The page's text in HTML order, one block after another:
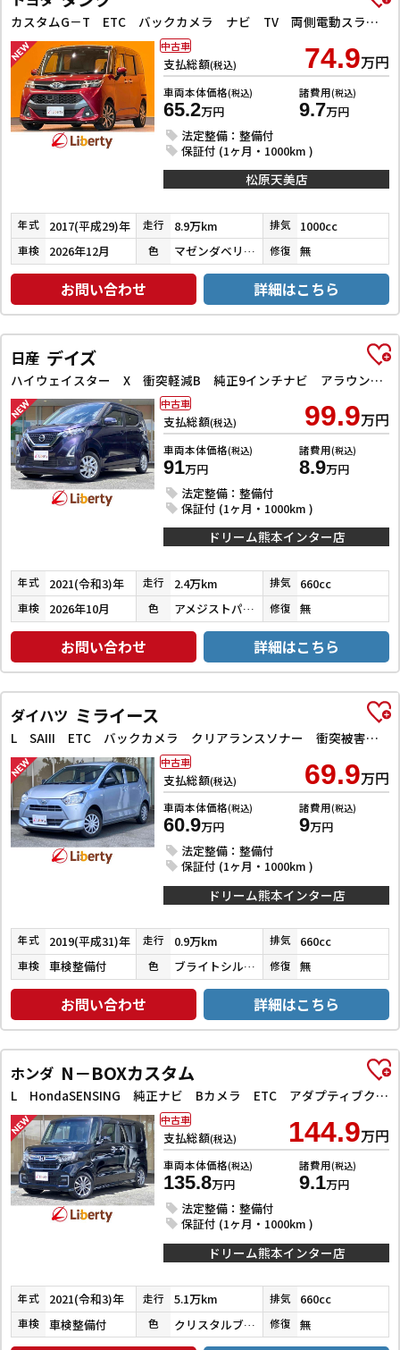
カスタムG－T ETC バックカメラ ナビ TV 両側電動スライドドア クリアランスソナー オートクルーズコントロール 衝突被害軽減システム アルミホイール LEDヘッドランプ スマートキー
支払総額(税込) 74.9万円
車両本体価格(税込)
65.2万円
諸費用(税込)
9.7万円
法定整備：整備付
保証付 (1ヶ月・1000km )
中古車
松原天美店
年式 2017(平成29)年 走行 8.9万km 排気 1000cc
車検 2026年12月 色 マゼンダベリーマイカメタリック／ブラックマイカメタリック 修復 無
お問い合わせ 詳細はこちら
日産 デイズ
ハイウェイスター X 衝突軽減B 純正9インチナビ アラウンドビューモニター ETC LEDヘッドライト フォグライト スマートキー プッシュスタート アイドリングストップ 革巻きステアリング オートエアコン
支払総額(税込) 99.9万円
車両本体価格(税込)
91万円
諸費用(税込)
8.9万円
法定整備：整備付
保証付 (1ヶ月・1000km )
中古車
ドリーム熊本インター店
年式 2021(令和3)年 走行 2.4万km 排気 660cc
車検 2026年10月 色 アメジストパープルパールメタリック 修復 無
お問い合わせ 詳細はこちら
ダイハツ ミライース
L SAIII ETC バックカメラ クリアランスソナー 衝突被害軽減システム オートマチックハイビーム キーレスエントリー アイドリングストップ CVT ESC エアコン パワーウィンドウ
支払総額(税込) 69.9万円
車両本体価格(税込)
60.9万円
諸費用(税込)
9万円
法定整備：整備付
保証付 (1ヶ月・1000km )
中古車
ドリーム熊本インター店
年式 2019(平成31)年 走行 0.9万km 排気 660cc
車検 車検整備付 色 ブライトシルバーメタリック 修復 無
お問い合わせ 詳細はこちら
ホンダ N－BOXカスタム
L HondaSENSING 純正ナビ Bカメラ ETC アダプティブクルーズコントロール 左パワースライドドア 前席シートヒーター LEDヘッドライト フォグライト スマートキー プッシュスタート
支払総額(税込) 144.9万円
車両本体価格(税込)
135.8万円
諸費用(税込)
9.1万円
法定整備：整備付
保証付 (1ヶ月・1000km )
中古車
ドリーム熊本インター店
年式 2021(令和3)年 走行 5.1万km 排気 660cc
車検 車検整備付 色 クリスタルブラックパール 修復 無